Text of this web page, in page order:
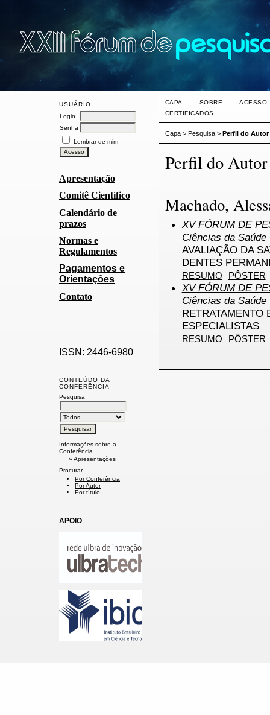
USUÁRIO
Login
Senha
Lembrar de mim
Apresentação
Comitê Científico
Calendário de
prazos
Normas e
Regulamentos
Pagamentos e
Orientações
Contato
ISSN: 2446-6980
CONTEÚDO DA
CONFERÊNCIA
Pesquisa
Informações sobre a
Conferência
» Apresentações
Procurar
Por Conferência
Por Autor
Por título
APOIO
CAPA SOBRE
ACESSO
CERTIFICADOS
Capa> Pesquisa> Perfil do Autor
Perfil do Autor
Machado,
XV FÓRUM DE
Ciências da Saúde
AVALIAÇÃO DA
DENTES
RESUMO PÔSTER
XV FÓRUM DE
Ciências da Saúde
RETRATAMENTO
ESPECIALISTAS
RESUMO PÔSTER